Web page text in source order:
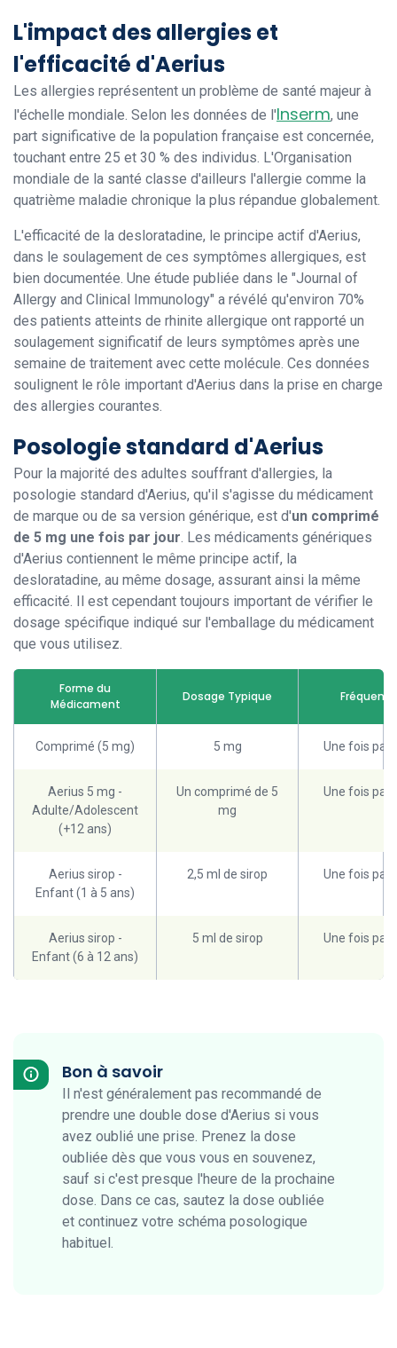
L'impact des allergies et
l'efficacité d'Aerius
Les allergies représentent un problème de santé majeur à
l'échelle mondiale. Selon les données de l'Inserm, une
part significative de la population française est concernée,
touchant entre 25 et 30 % des individus. L'Organisation
mondiale de la santé classe d'ailleurs l'allergie comme la
quatrième maladie chronique la plus répandue globalement.
L'efficacité de la desloratadine, le principe actif d'Aerius,
dans le soulagement de ces symptômes allergiques, est
bien documentée. Une étude publiée dans le "Journal of
Allergy and Clinical Immunology" a révélé qu'environ 70%
des patients atteints de rhinite allergique ont rapporté un
soulagement significatif de leurs symptômes après une
semaine de traitement avec cette molécule. Ces données
soulignent le rôle important d'Aerius dans la prise en charge
des allergies courantes.
Posologie standard d'Aerius
Pour la majorité des adultes souffrant d'allergies, la
posologie standard d'Aerius, qu'il s'agisse du médicament
de marque ou de sa version générique, est d'un comprimé
de 5 mg une fois par jour. Les médicaments génériques
d'Aerius contiennent le même principe actif, la
desloratadine, au même dosage, assurant ainsi la même
efficacité. Il est cependant toujours important de vérifier le
dosage spécifique indiqué sur l'emballage du médicament
que vous utilisez.
Forme du
Médicament
Dosage Typique Fréquence
Comprimé (5 mg) 5 mg Une fois par
Aerius 5 mg -
Adulte/Adolescent
(+12 ans)
Un comprimé de 5
mg
Une fois par
Aerius sirop -
Enfant (1 à 5 ans)
2,5 ml de sirop Une fois par
Aerius sirop -
Enfant (6 à 12 ans)
5 ml de sirop Une fois par
Bon à savoir
Il n'est généralement pas recommandé de
prendre une double dose d'Aerius si vous
avez oublié une prise. Prenez la dose
oubliée dès que vous vous en souvenez,
sauf si c'est presque l'heure de la prochaine
dose. Dans ce cas, sautez la dose oubliée
et continuez votre schéma posologique
habituel.